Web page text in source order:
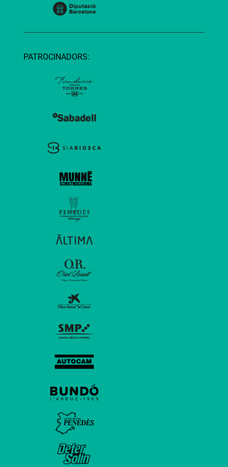
PATROCINADORS: